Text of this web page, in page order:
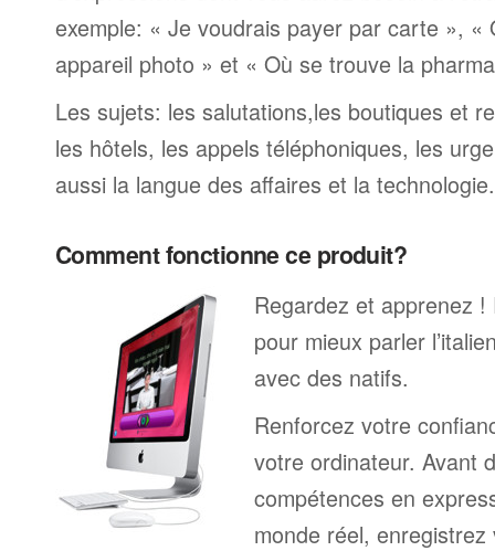
exemple: « Je voudrais payer par carte », «
appareil photo » et « Où se trouve la
Les sujets: les salutations,les boutiques et
les hôtels, les appels téléphoniques, les
aussi la langue des affaires et la technologie.
Comment fonctionne ce produit?
Regardez et apprenez
pour mieux parler
avec des natifs.
Renforcez votre
votre ordinateur. Avant
compétences en
monde réel,